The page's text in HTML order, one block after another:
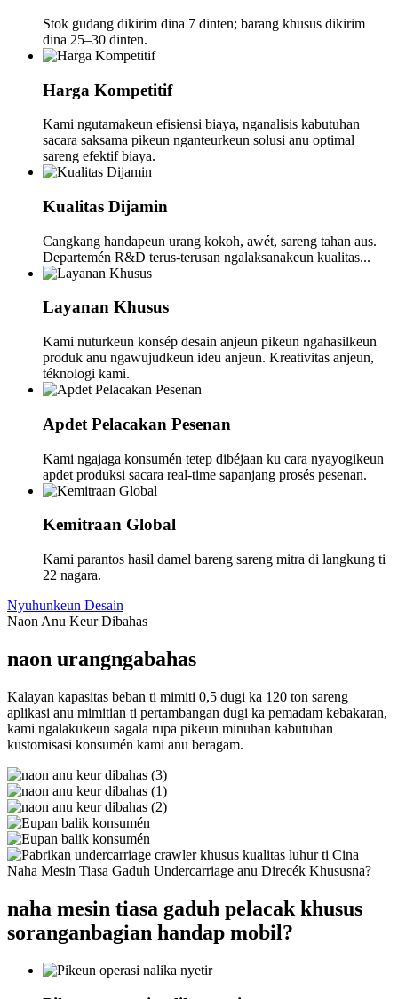
Stok gudang dikirim dina 7 dinten; barang khusus dikirim
dina 25–30 dinten.
Harga Kompetitif
Kami ngutamakeun efisiensi biaya, nganalisis kabutuhan
sacara saksama pikeun nganteurkeun solusi anu optimal
sareng efektif biaya.
Kualitas Dijamin
Cangkang handapeun urang kokoh, awét, sareng tahan aus.
Departemén R&D terus-terusan ngalaksanakeun kualitas...
Layanan Khusus
Kami nuturkeun konsép desain anjeun pikeun ngahasilkeun
produk anu ngawujudkeun ideu anjeun. Kreativitas anjeun,
téknologi kami.
Apdet Pelacakan Pesenan
Kami ngajaga konsumén tetep dibéjaan ku cara nyayogikeun
apdet produksi sacara real-time sapanjang prosés pesenan.
Kemitraan Global
Kami parantos hasil damel bareng sareng mitra di langkung ti
22 nagara.
Nyuhunkeun Desain
Naon Anu Keur Dibahas
naon urangngabahas
Kalayan kapasitas beban ti mimiti 0,5 dugi ka 120 ton sareng
aplikasi anu mimitian ti pertambangan dugi ka pemadam kebakaran,
kami ngalakukeun sagala rupa pikeun minuhan kabutuhan
kustomisasi konsumén kami anu beragam.
Naha Mesin Tiasa Gaduh Undercarriage anu Direcék Khususna?
naha mesin tiasa gaduh pelacak khusus
soranganbagian handap mobil?